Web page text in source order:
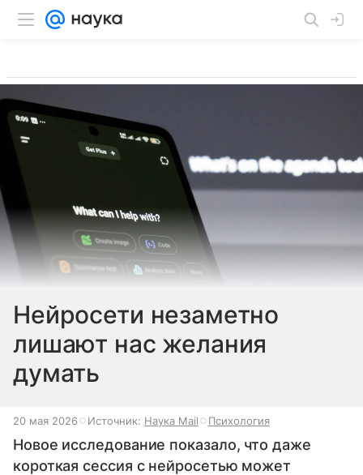
Нейросети незаметно
лишают нас желания
думать
20 мая 2026 Источник: Наука Mail Психология
Новое исследование показало, что даже
короткая сессия с нейросетью может